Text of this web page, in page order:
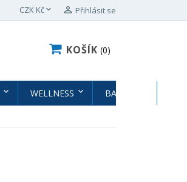
CZK Kč  Přihlásit se
KOŠÍK 0
WELLNESS BAZÉNY